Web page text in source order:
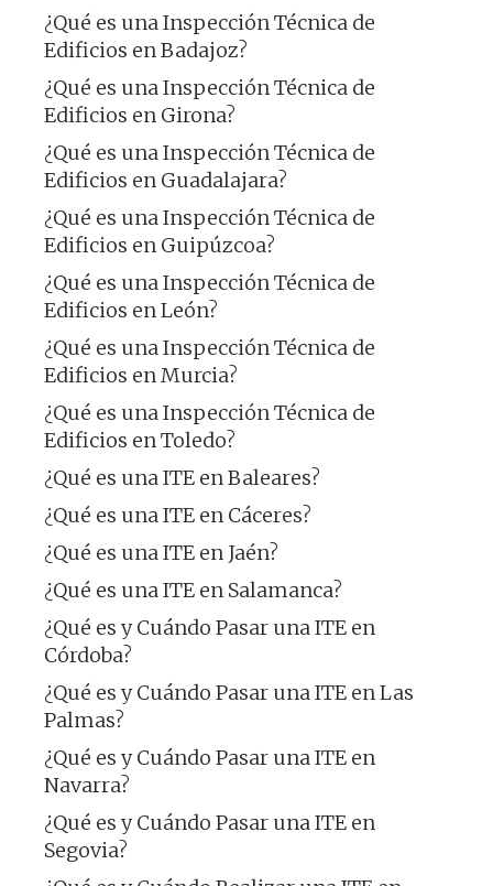
¿Qué es una Inspección Técnica de
Edificios en Badajoz?
¿Qué es una Inspección Técnica de
Edificios en Girona?
¿Qué es una Inspección Técnica de
Edificios en Guadalajara?
¿Qué es una Inspección Técnica de
Edificios en Guipúzcoa?
¿Qué es una Inspección Técnica de
Edificios en León?
¿Qué es una Inspección Técnica de
Edificios en Murcia?
¿Qué es una Inspección Técnica de
Edificios en Toledo?
¿Qué es una ITE en Baleares?
¿Qué es una ITE en Cáceres?
¿Qué es una ITE en Jaén?
¿Qué es una ITE en Salamanca?
¿Qué es y Cuándo Pasar una ITE en
Córdoba?
¿Qué es y Cuándo Pasar una ITE en Las
Palmas?
¿Qué es y Cuándo Pasar una ITE en
Navarra?
¿Qué es y Cuándo Pasar una ITE en
Segovia?